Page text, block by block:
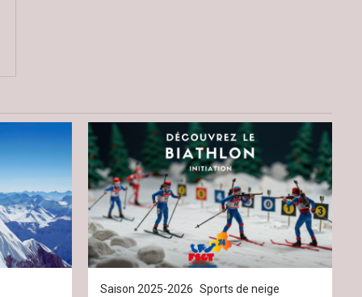
Saison 2025-2026 Sports de neige